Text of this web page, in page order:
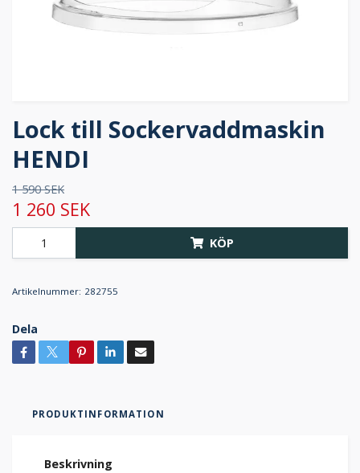
Lock till Sockervaddmaskin
HENDI
1 590 SEK
1 260 SEK
KÖP
Artikelnummer: 282755
Dela
PRODUKTINFORMATION
Beskrivning